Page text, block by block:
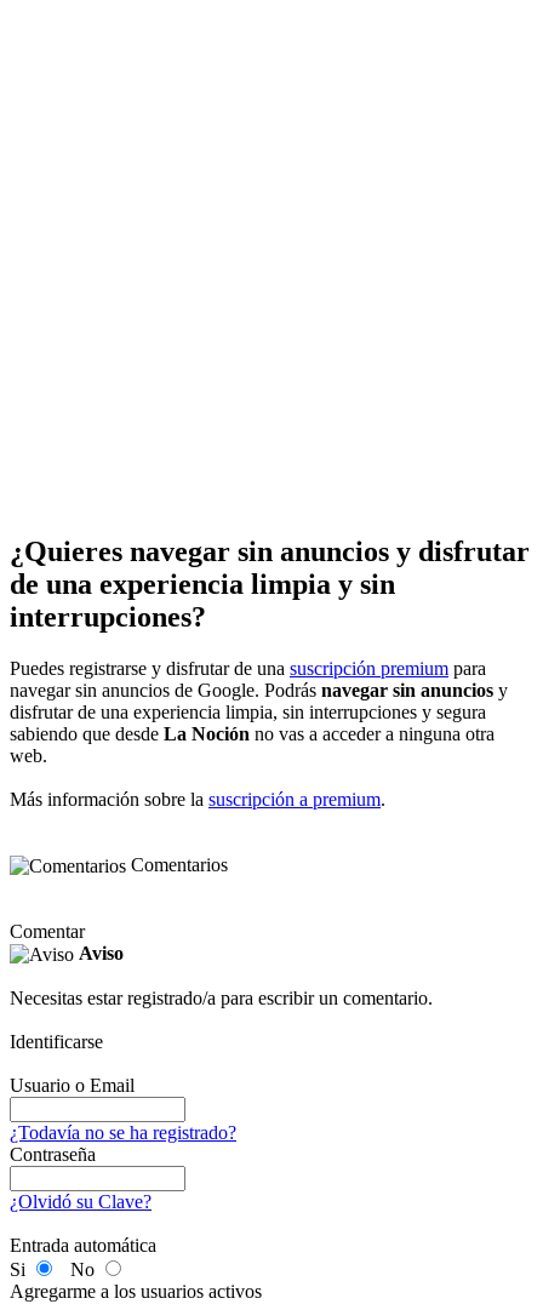
¿Quieres navegar sin anuncios y disfrutar
de una experiencia limpia y sin
interrupciones?
Puedes registrarse y disfrutar de una suscripción premium para
navegar sin anuncios de Google. Podrás navegar sin anuncios y
disfrutar de una experiencia limpia, sin interrupciones y segura
sabiendo que desde La Noción no vas a acceder a ninguna otra
web.
Más información sobre la suscripción a premium.
Comentarios
Comentar
Aviso
Necesitas estar registrado/a para escribir un comentario.
Identificarse
Usuario o Email
¿Todavía no se ha registrado?
Contraseña
¿Olvidó su Clave?
Entrada automática
Si
No
Agregarme a los usuarios activos